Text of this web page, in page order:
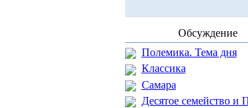
Обсуждение
Полемика. Тема дня
Классика
Самара
Десятое семейство и